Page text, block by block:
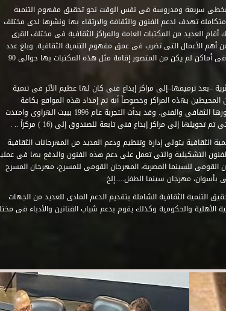
بخطى سريعة ومدروسة فى نفس الوقت نحو تحقيق مفهوم التنمية
تهدف لدعم الفنون والثقافة والارتقاء بها ونشرها لدى مختلف
العديد من المكتبات العامة والمراكز الثقافية فى مختلف القرى
من أهم الأعمال التى تضرب فى عمق مفهوم التنمية الثقافية. وبلغ عدد
المكتبات التى أنشأها الصندوق فى أماكن لم يكن من المتصور إقامة مثل هذه المكتبات بها حوالى 90
–بعد ترميمها–إلى مراكز إبداع فنى كان لها عظيم الأثر فى تنمية
بهذه المراكز وخصوصاً أنه تم إمداد هذه المواقع بكافة
المتطلبات التى تكفل لها أداء دورها الثقافى والفنى. وقد بدأت التجربة عام 1996 ببيت الهراوى وامتدت
إلى مراكز إبداع فنى تابعة للصندوق إلى (16 ) مركزاً .. .
الثقافية يتولى إدارة وتنظيم ودعم العديد من المهرجانات الثقافية
التشكيلية والتى تعمل على دعم هذه الفنون والدفع بها فى
القومى للسينما المصرية، المهرجان القومى للمسرح، مهرجان المسرح
بأسوان، مهرجان سينما الطفل.....إلخ
التنمية الثقافية الشاملة بتقديم الدعم المادى للعديد من الجهات
الأهلية والحكومية وكذلك يقوم بدعم شباب الفنانين والأدباء فى